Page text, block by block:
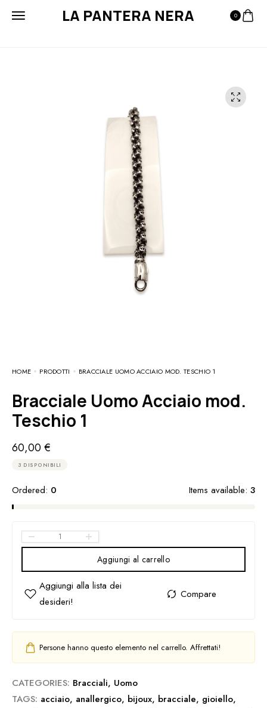
LA PANTERA NERA 0
HOME PRODOTTI BRACCIALE UOMO ACCIAIO MOD. TESCHIO 1
Bracciale Uomo Acciaio mod.
Teschio 1
60,00€
3 DISPONIBILI
Ordered: 0 Items available: 3
Aggiungi al carrello
Persone hanno questo elemento nel carrello. Affrettati!
CATEGORIES: Bracciali, Uomo
TAGS: acciaio, anallergico, bijoux, bracciale, gioiello,